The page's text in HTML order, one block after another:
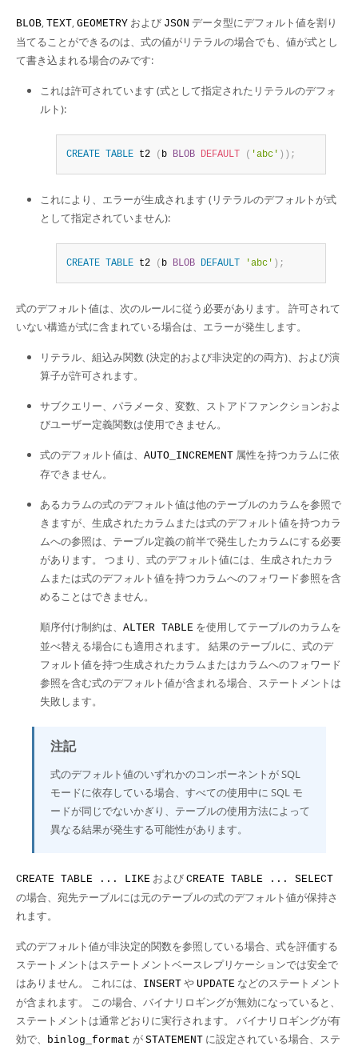
BLOB, TEXT, GEOMETRY および JSON データ型にデフォルト値を割り
当てることができるのは、式の値がリテラルの場合でも、値が式とし
て書き込まれる場合のみです:
これは許可されています (式として指定されたリテラルのデフォ
ルト):
CREATE TABLE t2 ( b BLOB DEFAULT ( 'abc' ) ) ;
これにより、エラーが生成されます (リテラルのデフォルトが式
として指定されていません):
CREATE TABLE t2 ( b BLOB DEFAULT 'abc' ) ;
式のデフォルト値は、次のルールに従う必要があります。 許可されて
いない構造が式に含まれている場合は、エラーが発生します。
リテラル、組込み関数 (決定的および非決定的の両方)、および演
算子が許可されます。
サブクエリー、パラメータ、変数、ストアドファンクションおよ
びユーザー定義関数は使用できません。
式のデフォルト値は、 AUTO_INCREMENT 属性を持つカラムに依
存できません。
あるカラムの式のデフォルト値は他のテーブルのカラムを参照で
きますが、生成されたカラムまたは式のデフォルト値を持つカラ
ムへの参照は、テーブル定義の前半で発生したカラムにする必要
があります。 つまり、式のデフォルト値には、生成されたカラ
ムまたは式のデフォルト値を持つカラムへのフォワード参照を含
めることはできません。
順序付け制約は、 ALTER TABLE を使用してテーブルのカラムを
並べ替える場合にも適用されます。 結果のテーブルに、式のデ
フォルト値を持つ生成されたカラムまたはカラムへのフォワード
参照を含む式のデフォルト値が含まれる場合、ステートメントは
失敗します。
注記
式のデフォルト値のいずれかのコンポーネントが SQL
モードに依存している場合、すべての使用中に SQL モ
ードが同じでないかぎり、テーブルの使用方法によって
異なる結果が発生する可能性があります。
CREATE TABLE ... LIKE および CREATE TABLE ... SELECT
の場合、宛先テーブルには元のテーブルの式のデフォルト値が保持さ
れます。
式のデフォルト値が非決定的関数を参照している場合、式を評価する
ステートメントはステートメントベースレプリケーションでは安全で
はありません。 これには、
INSERT や UPDATE などのステートメント
が含まれます。 この場合、バイナリロギングが無効になっていると、
ステートメントは通常どおりに実行されます。 バイナリロギングが有
効で、
binlog_format が STATEMENT に設定されている場合、ステ